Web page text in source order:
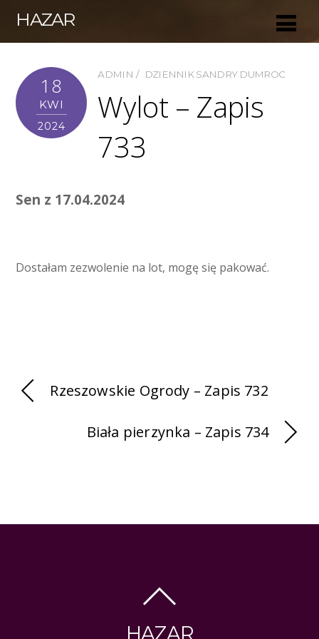
HAZAR
18
KWI
2024
ADMIN DZIENNIK SANDRY DUMROC
Wylot – Zapis
733
Sen z 17.04.2024
Dostałam zezwolenie na lot, mogę się pakować.
Rzeszowskie Ogrody – Zapis 732
Biała pierzynka – Zapis 734
HAZAR